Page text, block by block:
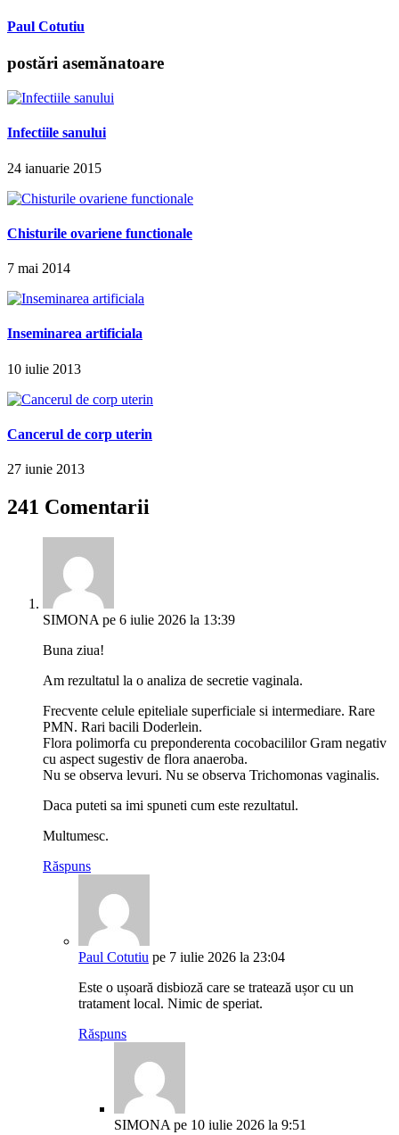
Paul Cotutiu
postări asemănatoare
Infectiile sanului
24 ianuarie 2015
Chisturile ovariene functionale
7 mai 2014
Inseminarea artificiala
10 iulie 2013
Cancerul de corp uterin
27 iunie 2013
241 Comentarii
SIMONA pe 6 iulie 2026 la 13:39
Buna ziua!
Am rezultatul la o analiza de secretie vaginala.
Frecvente celule epiteliale superficiale si intermediare. Rare
PMN. Rari bacili Doderlein.
Flora polimorfa cu preponderenta cocobacililor Gram negativ
cu aspect sugestiv de flora anaeroba.
Nu se observa levuri. Nu se observa Trichomonas vaginalis.
Daca puteti sa imi spuneti cum este rezultatul.
Multumesc.
Răspuns
Paul Cotutiu pe 7 iulie 2026 la 23:04
Este o ușoară disbioză care se tratează ușor cu un
tratament local. Nimic de speriat.
Răspuns
SIMONA pe 10 iulie 2026 la 9:51